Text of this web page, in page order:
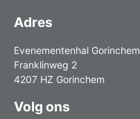
Adres
Evenementenhal Gorinchem
Franklinweg 2
4207 HZ Gorinchem
Volg ons